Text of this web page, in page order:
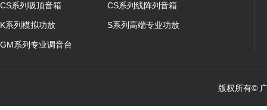
CS系列吸顶音箱 CS系列线阵列音箱
K系列模拟功放 S系列高端专业功放
GM系列专业调音台
版权所有©